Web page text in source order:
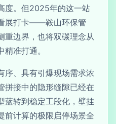
度。但2025年的这一站
展打卡——鞍山环保管
重边界，也将双碳理念从
准打通。
序、具有引爆现场需求浓
接中的隐形缝隙已经在
蓝转到稳定工段化，壁挂
前计算的极限启停场景全